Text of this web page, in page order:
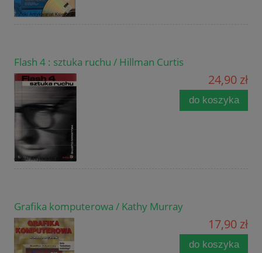
Flash 4 : sztuka ruchu / Hillman Curtis
24,90 zł
do koszyka
Grafika komputerowa / Kathy Murray
17,90 zł
do koszyka